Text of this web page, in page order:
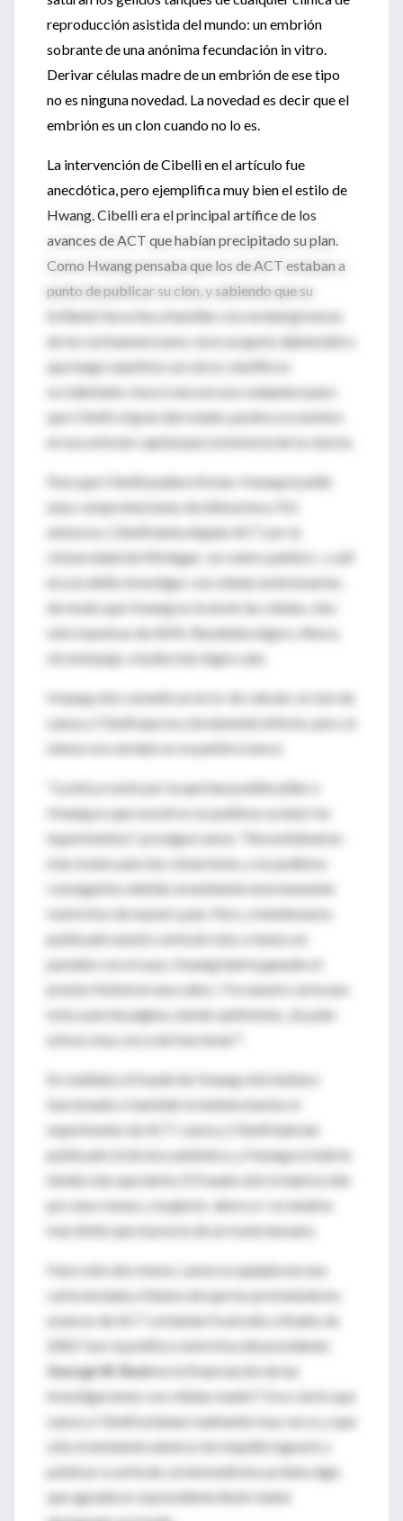
reproducción asistida del mundo: un embrión
sobrante de una anónima fecundación in vitro.
Derivar células madre de un embrión de ese tipo
no es ninguna novedad. La novedad es decir que el
embrión es un clon cuando no lo es.
La intervención de Cibelli en el artículo fue
anecdótica, pero ejemplifica muy bien el estilo de
Hwang. Cibelli era el principal artífice de los
avances de ACT que habían precipitado su plan.
Como Hwang pensaba que los de ACT estaban a
punto de publicar su clon, y sabiendo que su
brillante farsa iba a humillar a la verdad grisácea
de los norteamericanos, tuvo un gesto diplomático
que luego repetiría con otros científicos
occidentales: buscó una excusa cualquiera para
que Cibelli, el gran derrotado, pusiera su nombre
en ese artículo capital para la historia de la ciencia.
Para que Cibelli pudiera firmar, Hwang le pidió
unas comprobaciones de última hora. Por
entonces, Cibelli había dejado ACT por la
Universidad de Michigan -un centro público-, y allí
era un delito investigar con células embrionarias,
de modo que Hwang no le envió las células, sino
sólo muestras de ADN. Resultaba lógico. Ahora,
sin embargo, resulta más lógico aún.
Hwang sólo cometió un error de cálculo: el clon de
Lanza y Cibelli que era obviamente inferior, pero al
menos era verdad, no se publicó nunca.
"La única razón por la que han podido pillar a
Hwang es que nosotros no pudimos acabar los
experimentos", prosigue Lanza. "Necesitábamos
más óvulos para las clonaciones, y no pudimos
conseguirlos debido al ambiente enormemente
restrictivo de nuestro país. Pero, si hubiéramos
publicado nuestro artículo más o menos en
paralelo con el suyo, Hwang habría ganado el
premio Nobel en unos años. Y lo nuestro sería una
nota a pie de página, siendo optimistas. ¡Su plan
estuvo muy cerca de funcionar!".
En realidad, el fraude de Hwang sólo hubiera
funcionado si también lo hubiera hecho el
experimento de ACT: Lanza y Cibelli habrían
publicado la técnica auténtica, y Hwang no habría
tenido más que leerla. El fraude sólo lo habría sido
por unos meses, y la gloria -ahora sí- no tendría
más límite que el precio de un óvulo humano.
Hace sólo dos meses, Lanza se quejaba en una
carta enviada a Nature de que los prometedores
avances de ACT se habían frustrado a finales de
2003 "por la política restrictiva del presidente
George W. Bushen la financiación de las
investigaciones con células madre". Si es cierto que
Lanza y Cibelli estaban realmente muy cerca, y que
sólo el ambiente adverso les impidió lograrlo y
publicar su artículo, la biomedicina ya tiene algo
que agradecer al presidente Bush: haber